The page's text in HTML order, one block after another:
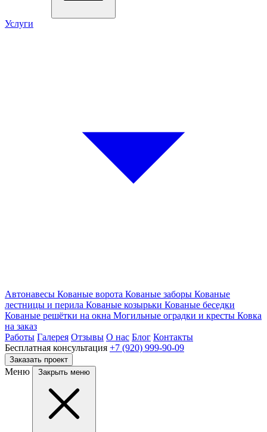
Услуги
Автонавесы Кованые ворота Кованые заборы Кованые
лестницы и перила Кованые козырьки Кованые беседки
Кованые решётки на окна Могильные оградки и кресты Ковка
на заказ
Работы Галерея Отзывы О нас Блог Контакты
Бесплатная консультация +7 (920) 999-90-09
Заказать проект
Меню Закрыть меню